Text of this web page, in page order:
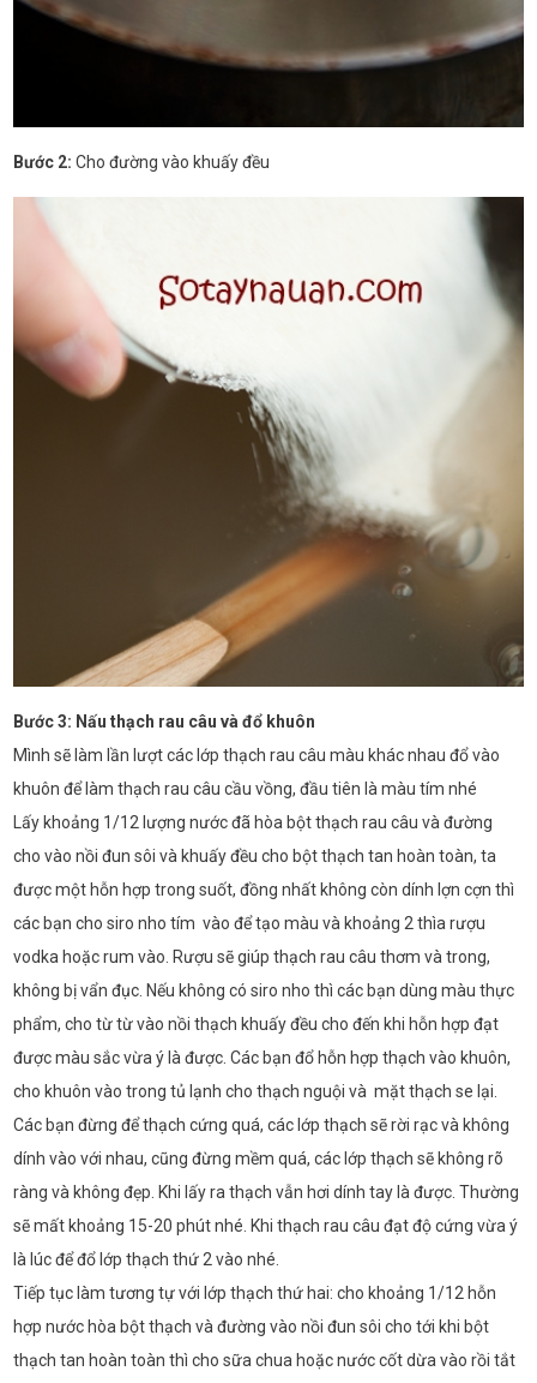
Bước 2: Cho đường vào khuấy đều
Bước 3: Nấu thạch rau câu và đổ khuôn
Mình sẽ làm lần lượt các lớp thạch rau câu màu khác nhau đổ vào
khuôn để làm thạch rau câu cầu vồng, đầu tiên là màu tím nhé
Lấy khoảng 1/12 lượng nước đã hòa bột thạch rau câu và đường
cho vào nồi đun sôi và khuấy đều cho bột thạch tan hoàn toàn, ta
được một hỗn hợp trong suốt, đồng nhất không còn dính lợn cợn thì
các bạn cho siro nho tím vào để tạo màu và khoảng 2 thìa rượu
vodka hoặc rum vào. Rượu sẽ giúp thạch rau câu thơm và trong,
không bị vẩn đục. Nếu không có siro nho thì các bạn dùng màu thực
phẩm, cho từ từ vào nồi thạch khuấy đều cho đến khi hỗn hợp đạt
được màu sắc vừa ý là được. Các bạn đổ hỗn hợp thạch vào khuôn,
cho khuôn vào trong tủ lạnh cho thạch nguội và mặt thạch se lại.
Các bạn đừng để thạch cứng quá, các lớp thạch sẽ rời rạc và không
dính vào với nhau, cũng đừng mềm quá, các lớp thạch sẽ không rõ
ràng và không đẹp. Khi lấy ra thạch vẫn hơi dính tay là được. Thường
sẽ mất khoảng 15-20 phút nhé. Khi thạch rau câu đạt độ cứng vừa ý
là lúc để đổ lớp thạch thứ 2 vào nhé.
Tiếp tục làm tương tự với lớp thạch thứ hai: cho khoảng 1/12 hỗn
hợp nước hòa bột thạch và đường vào nồi đun sôi cho tới khi bột
thạch tan hoàn toàn thì cho sữa chua hoặc nước cốt dừa vào rồi tắt